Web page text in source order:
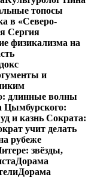
топосы
в «Северо-
Сергия
физикализма на
и
длинные волны
Цымбурского:
и казнь Сократа:
учит делать
рубеже
звёзды,
Дорама
Дорама